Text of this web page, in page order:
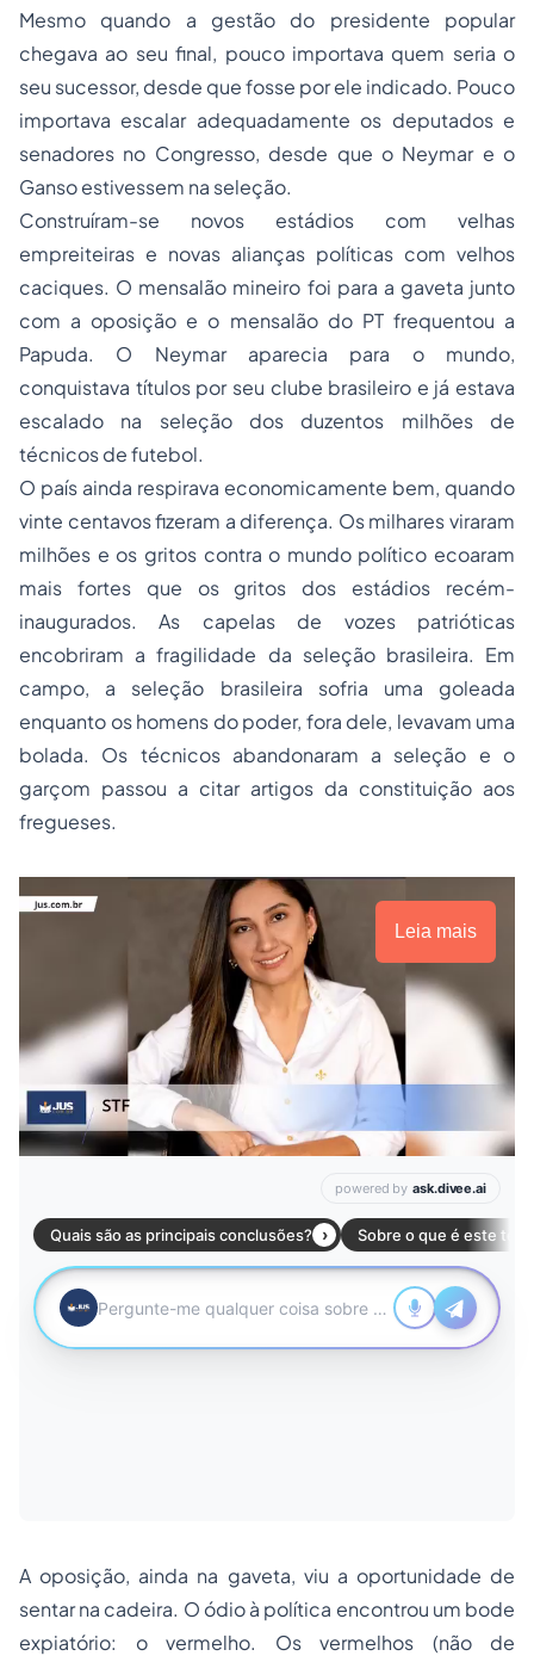
Mesmo quando a gestão do presidente popular
chegava ao seu final, pouco importava quem seria o
seu sucessor, desde que fosse por ele indicado. Pouco
importava escalar adequadamente os deputados e
senadores no Congresso, desde que o Neymar e o
Ganso estivessem na seleção.
Construíram-se novos estádios com velhas
empreiteiras e novas alianças políticas com velhos
caciques. O mensalão mineiro foi para a gaveta junto
com a oposição e o mensalão do PT frequentou a
Papuda. O Neymar aparecia para o mundo,
conquistava títulos por seu clube brasileiro e já estava
escalado na seleção dos duzentos milhões de
técnicos de futebol.
O país ainda respirava economicamente bem, quando
vinte centavos fizeram a diferença. Os milhares viraram
milhões e os gritos contra o mundo político ecoaram
mais fortes que os gritos dos estádios recém-
inaugurados. As capelas de vozes patrióticas
encobriram a fragilidade da seleção brasileira. Em
campo, a seleção brasileira sofria uma goleada
enquanto os homens do poder, fora dele, levavam uma
bolada. Os técnicos abandonaram a seleção e o
garçom passou a citar artigos da constituição aos
fregueses.
Leia mais
A oposição, ainda na gaveta, viu a oportunidade de
sentar na cadeira. O ódio à política encontrou um bode
expiatório: o vermelho. Os vermelhos (não de